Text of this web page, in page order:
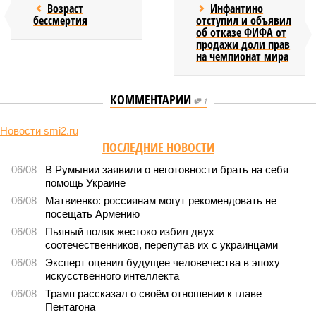
Возраст
бессмертия
Инфантино
отступил и объявил
об отказе ФИФА от
продажи доли прав
на чемпионат мира
КОММЕНТАРИИ 1
Новости smi2.ru
ПОСЛЕДНИЕ НОВОСТИ
06/08
В Румынии заявили о неготовности брать на себя
помощь Украине
06/08
Матвиенко: россиянам могут рекомендовать не
посещать Армению
06/08
Пьяный поляк жестоко избил двух
соотечественников, перепутав их с украинцами
06/08
Эксперт оценил будущее человечества в эпоху
искусственного интеллекта
06/08
Трамп рассказал о своём отношении к главе
Пентагона